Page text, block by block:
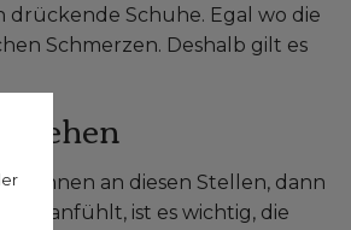
drückende Schuhe. Egal wo die
Schmerzen. Deshalb gilt es
an diesen Stellen, dann
anfühlt, ist es wichtig, die